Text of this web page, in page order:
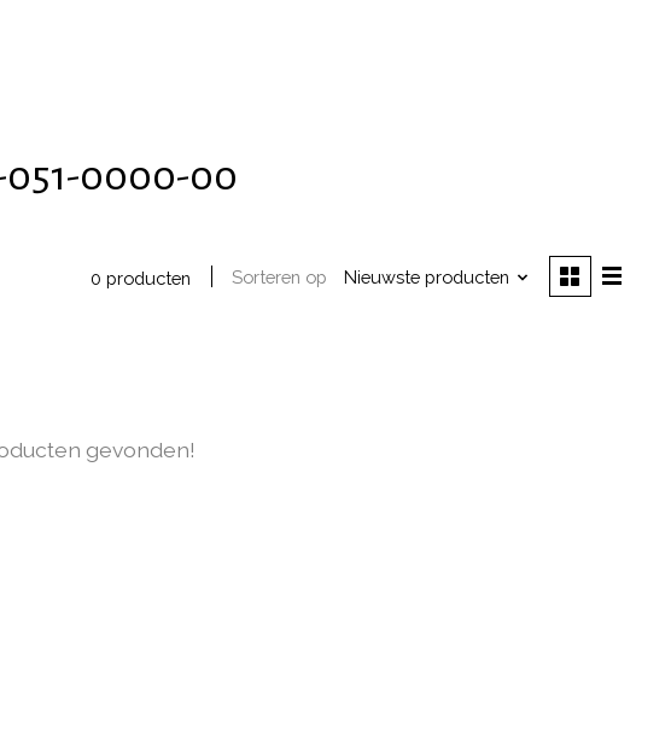
0000-00
0 producten Sorteren op Nieuwste producten
gevonden!